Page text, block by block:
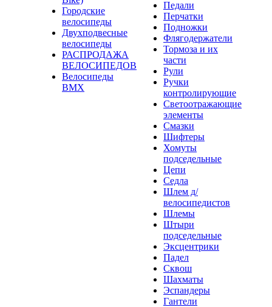
Городские
велосипеды
Двухподвесные
велосипеды
РАСПРОДАЖА
ВЕЛОСИПЕДОВ
Велосипеды
BMX
Педали
Перчатки
Подножки
Флягодержатели
Тормоза и их
части
Рули
Ручки
контролирующие
Светоотражающие
элементы
Смазки
Шифтеры
Хомуты
подседельные
Цепи
Седла
Шлем д/
велосипедистов
Шлемы
Штыри
подседельные
Эксцентрики
Падел
Сквош
Шахматы
Эспандеры
Гантели